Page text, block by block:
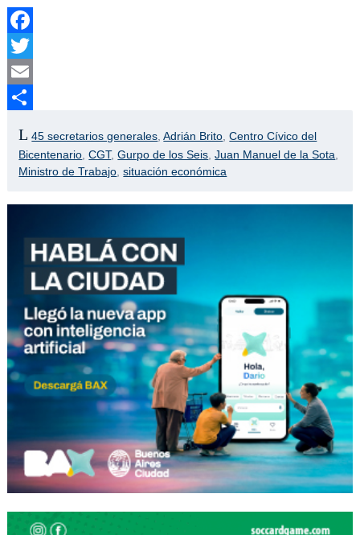
Facebook
Twitter
Email
45 secretarios generales ,Adrián Brito ,Centro Cívico del
Bicentenario ,CGT,Gurpo de los Seis ,Juan Manuel de la Sota
Ministro de Trabajo ,situación económica